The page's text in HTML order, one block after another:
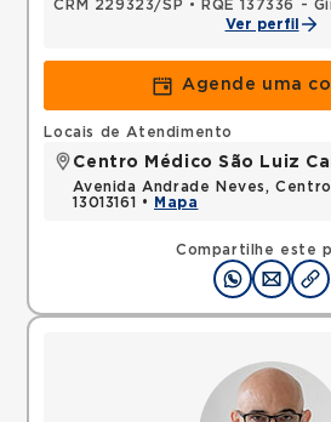
CRM 229323/SP •
RQE 137336 -
Ver perfil
Agende uma
Compartilhe este
Locais de Atendimento
Centro Médico São Luiz
Avenida Andrade Neves,
13013161 •
Mapa